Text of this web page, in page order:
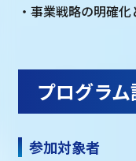
・事業戦略の明確
プログラ
参加対象者